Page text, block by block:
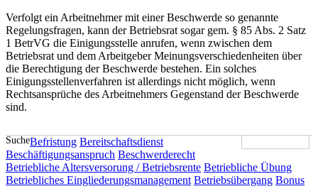
Verfolgt ein Arbeitnehmer mit einer Beschwerde so genannte
Regelungsfragen, kann der Betriebsrat sogar gem. § 85 Abs. 2 Satz
1 BetrVG die Einigungsstelle anrufen, wenn zwischen dem
Betriebsrat und dem Arbeitgeber Meinungsverschiedenheiten über
die Berechtigung der Beschwerde bestehen. Ein solches
Einigungsstellenverfahren ist allerdings nicht möglich, wenn
Rechtsansprüche des Arbeitnehmers Gegenstand der Beschwerde
sind.
SucheBefristung Bereitschaftsdienst
Beschäftigungsanspruch Beschwerderecht
Betriebliche Altersversorung / Betriebsrente Betriebliche Übung
Betriebliches Eingliederungsmanagement Betriebsübergang Bonus